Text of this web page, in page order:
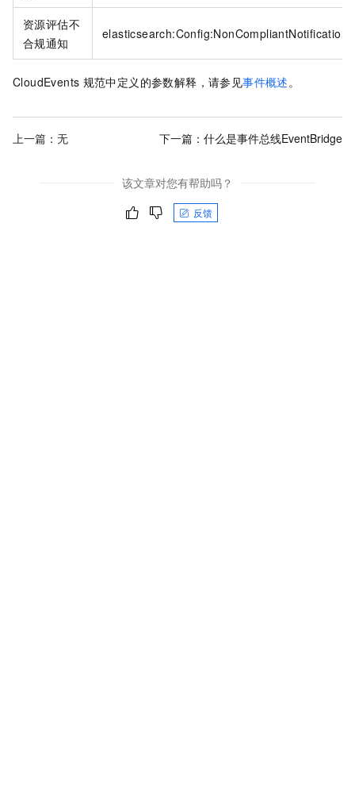
资源评估不
合规通知
elasticsearch:Config:NonCompliantNotification
CloudEvents 规范中定义的参数解释，请参见事件概述。
上一篇：无 下一篇： 什么是事件总线EventBridge
该文章对您有帮助吗？
反馈